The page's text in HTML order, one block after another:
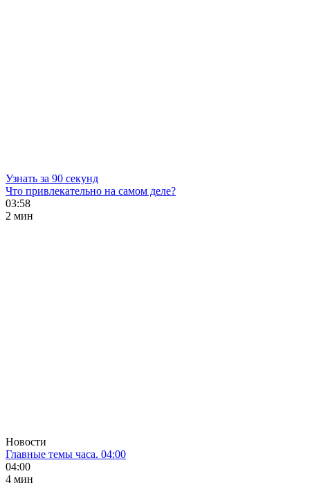
Узнать за 90 секунд
Что привлекательно на самом деле?
03:58
2 мин
Новости
Главные темы часа. 04:00
04:00
4 мин